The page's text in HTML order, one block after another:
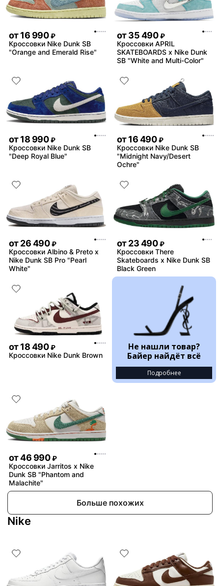
от16 990 ₽
Кроссовки Nike Dunk SB
"Orange and Emerald Rise"
от35 490 ₽
Кроссовки APRIL
SKATEBOARDS x Nike Dunk
SB "White and Multi-Color"
от18 990 ₽
Кроссовки Nike Dunk SB
"Deep Royal Blue"
от16 490 ₽
Кроссовки Nike Dunk SB
"Midnight Navy/Desert
Ochre"
от26 490 ₽
Кроссовки Albino & Preto x
Nike Dunk SB Pro "Pearl
White"
от23 490 ₽
Кроссовки There
Skateboards x Nike Dunk SB
Black Green
от18 490 ₽
Кроссовки Nike Dunk Brown
Не нашли товар?
Байер найдёт всё
Подробнее
от46 990 ₽
Кроссовки Jarritos x Nike
Dunk SB "Phantom and
Malachite"
Больше похожих
Nike